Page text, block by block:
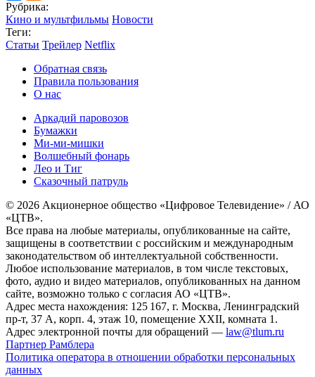
Рубрика:
Кино и мультфильмы Новости
Теги:
Статьи Трейлер Netflix
Обратная связь
Правила пользования
О нас
Аркадий паровозов
Бумажки
Ми-ми-мишки
Волшебный фонарь
Лео и Тиг
Сказочный патруль
© 2026 Акционерное общество «Цифровое Телевидение» / АО
«ЦТВ».
Все права на любые материалы, опубликованные на сайте,
защищены в соответствии с российским и международным
законодательством об интеллектуальной собственности.
Любое использование материалов, в том числе текстовых,
фото, аудио и видео материалов, опубликованных на данном
сайте, возможно только с согласия АО «ЦТВ».
Адрес места нахождения: 125 167, г. Москва, Ленинградский
пр-т, 37 А, корп. 4, этаж 10, помещение XXII, комната 1.
Адрес электронной почты для обращений — law@tlum.ru
Партнер Рамблера
Политика оператора в отношении обработки персональных
данных